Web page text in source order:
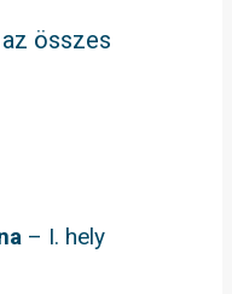
összes
– I. hely